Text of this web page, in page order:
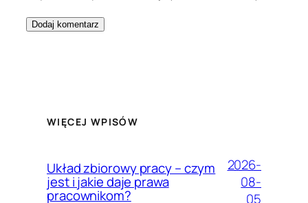
WIĘCEJ WPISÓW
Układ zbiorowy pracy – czym
jest i jakie daje prawa
pracownikom?
2026-
08-
05